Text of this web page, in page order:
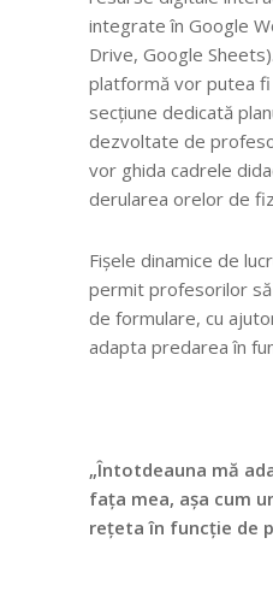
integrate în Google
Drive, Google
platformă vor putea
secțiune dedicată
dezvoltate de
vor ghida cadrele
derularea orelor de
Fișele dinamice de
permit profesorilor
de formulare, cu
adapta predarea în
„Întotdeauna mă
fața mea, așa cum
rețeta în funcție de